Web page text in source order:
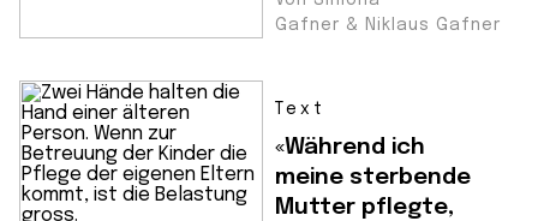
Gafner & Niklaus Gafner
Text
«Während ich
meine sterbende
Mutter pflegte,